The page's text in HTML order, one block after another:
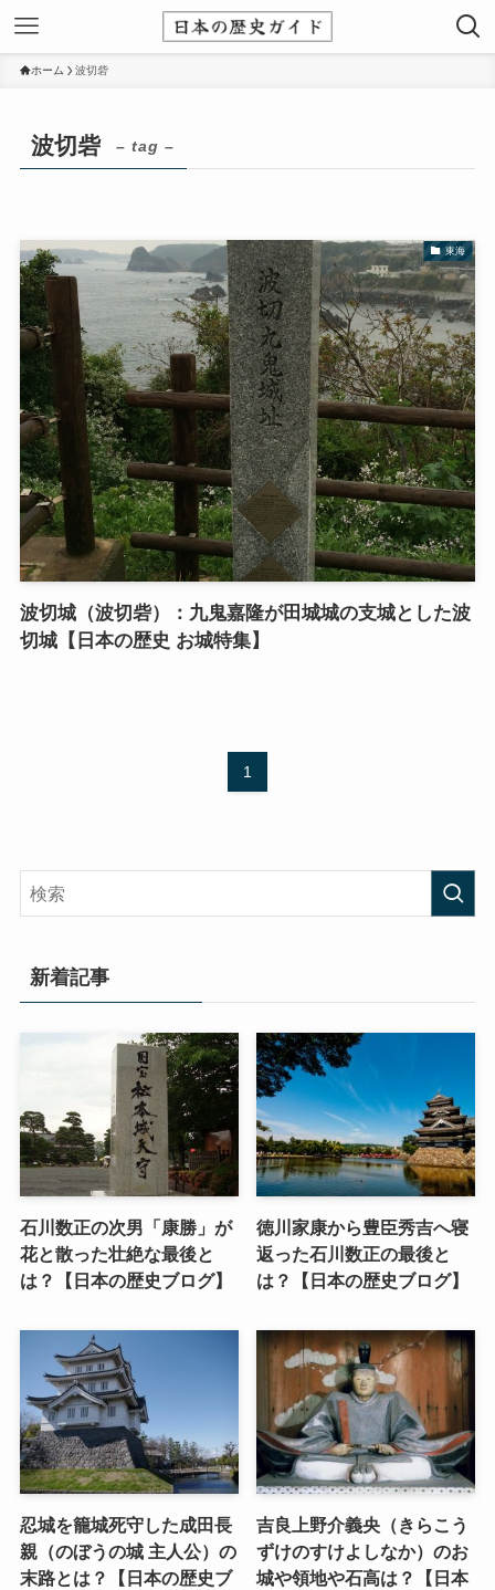
ホーム 波切砦
波切砦 – tag –
東海
波切城（波切砦）：九鬼嘉隆が田城城の支城とした波
切城【日本の歴史 お城特集】
1
新着記事
石川数正の次男「康勝」が
花と散った壮絶な最後と
は？【日本の歴史ブログ】
徳川家康から豊臣秀吉へ寝
返った石川数正の最後と
は？【日本の歴史ブログ】
忍城を籠城死守した成田長
親（のぼうの城 主人公）の
末路とは？【日本の歴史ブ
吉良上野介義央（きらこう
ずけのすけよしなか）のお
城や領地や石高は？【日本